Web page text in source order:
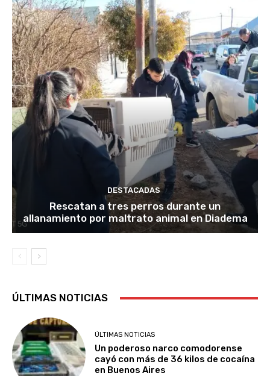
DESTACADAS
Rescatan a tres perros durante un
allanamiento por maltrato animal en Diadema
ÚLTIMAS NOTICIAS
ÚLTIMAS NOTICIAS
Un poderoso narco comodorense
cayó con más de 36 kilos de cocaína
en Buenos Aires